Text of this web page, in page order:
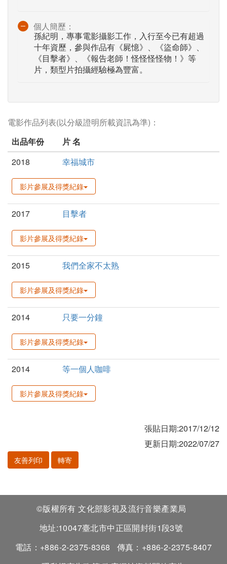
個人簡歷：
孫紀明，專事電影攝影工作，入行至今已有超過
十年資歷，參與作品有《屍憶》、《盜命師》、
《目擊者》、《報告老師！怪怪怪怪物！》等
片，類型片拍攝經驗極為豐富。
電影作品列表(以分級證明所載資訊為準)：
出品年份
片 名
2018
幸福城市
影片參展及得獎紀錄
2017 目擊者
影片參展及得獎紀錄
2015 我們全家不太熟
影片參展及得獎紀錄
2014 只要一分鐘
影片參展及得獎紀錄
2014 等一個人咖啡
影片參展及得獎紀錄
張貼日期:2017/12/12
更新日期:2022/07/27
友善列印 轉寄
©版權所有 文化部影視及流行音樂產業局
地址:10047臺北市中正區開封街1段3號
電話：+886-2-2375-8368
傳真：+886-2-2375-8407